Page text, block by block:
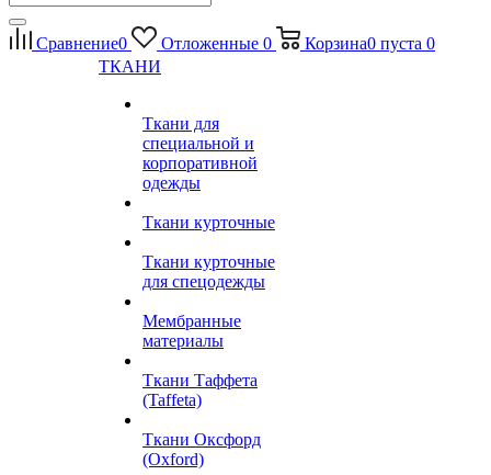
Сравнение0 Отложенные 0 Корзина0 пуста 0
ТКАНИ
Ткани для
специальной и
корпоративной
одежды
Ткани курточные
Ткани курточные
для спецодежды
Мембранные
материалы
Ткани Таффета
(Taffeta)
Ткани Оксфорд
(Oxford)